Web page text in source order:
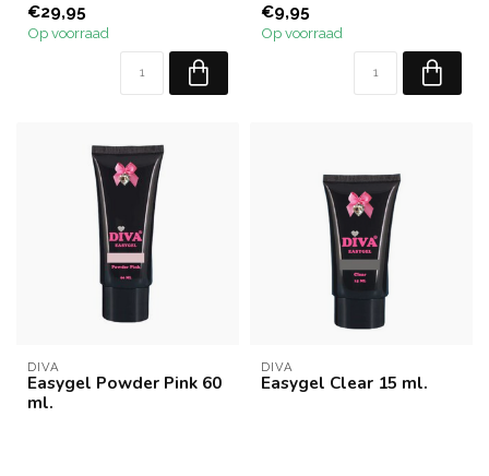
€29,95
Op voorraad
€9,95
Op voorraad
DIVA
Easygel Powder Pink 60
ml.
DIVA
Easygel Clear 15 ml.